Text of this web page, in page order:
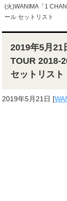
(火)WANIMA「1
ール セットリスト
2019年5月21
TOUR 2018-
セットリスト
2019年5月21日 [